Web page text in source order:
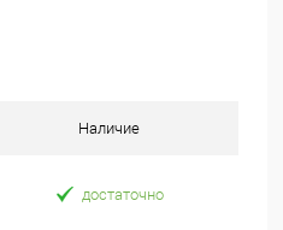
Наличие
достаточно